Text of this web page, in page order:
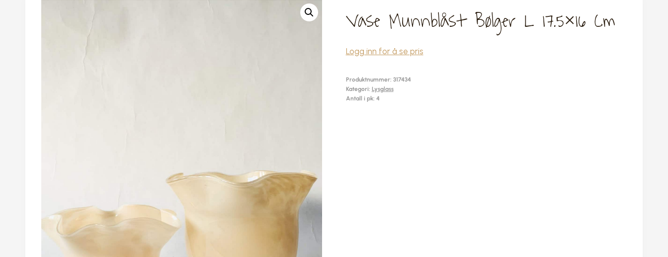
Vase Munnblåst Bølger L 17.5×16 Cm
Logg inn for å se pris
Produktnummer: 317434
Kategori: Lysglass
Antall i pk: 4